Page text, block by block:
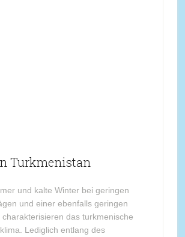
Turkmenistan
und kalte Winter bei geringen
und einer ebenfalls geringen
charakterisieren das turkmenische
Lediglich entlang des